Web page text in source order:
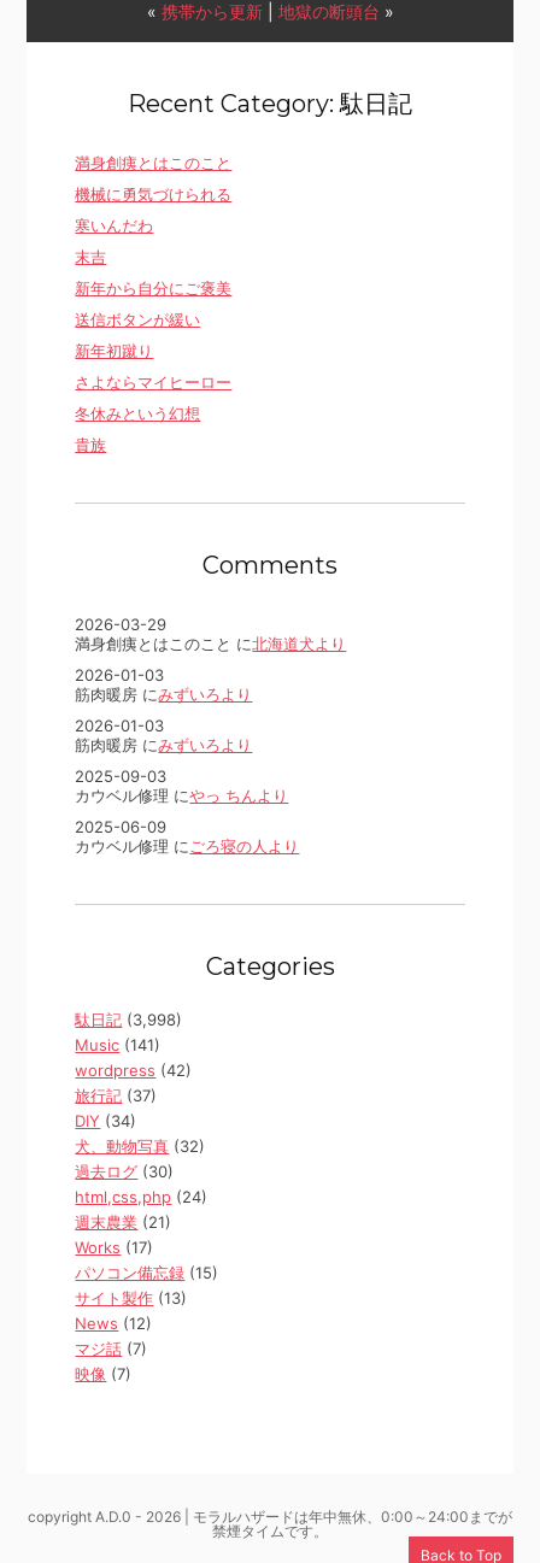
« 携帯から更新| 地獄の断頭台 »
Recent Category: 駄日記
満身創痍とはこのこと
機械に勇気づけられる
寒いんだわ
末吉
新年から自分にご褒美
送信ボタンが緩い
新年初蹴り
さよならマイヒーロー
冬休みという幻想
貴族
Comments
2026-03-29
満身創痍とはこのこと に北海道犬より
2026-01-03
筋肉暖房 にみずいろより
2026-01-03
筋肉暖房 にみずいろより
2025-09-03
カウベル修理 にやっ ちんより
2025-06-09
カウベル修理 に ごろ寝の人より
Categories
駄日記 (3,998)
Music (141)
wordpress (42)
旅行記 (37)
DIY (34)
犬、動物写真 (32)
過去ログ (30)
html,css,php (24)
週末農業 (21)
Works (17)
パソコン備忘録 (15)
サイト製作 (13)
News (12)
マジ話 (7)
映像 (7)
Back to Top
copyright A.D.0 - 2026 | モラルハザードは年中無休、0:00～24:00までが
禁煙タイムです。